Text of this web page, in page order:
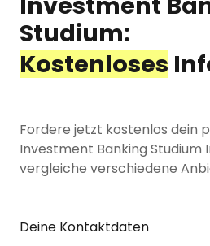
Studium:
Kostenloses
Fordere jetzt kostenlos dein
Investment Banking Studium
vergleiche verschiedene
Deine Kontaktdaten